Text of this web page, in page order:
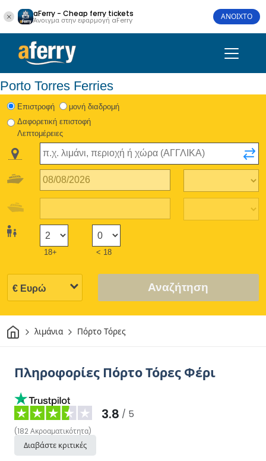
aFerry - Cheap ferry tickets
Άνοιγμα στην εφαρμογή aFerry ΑΝΟΙΧΤΟ
Porto Torres Ferries
Eπιστροφή
μονή διαδρομή
Δαφορετική επιστοφή
Λεπτομέρειες
18+ < 18
Αναζήτηση
Σπίτιλιμάνια Πόρτο Τόρες
Πληροφορίες Πόρτο Τόρες Φέρι
3.8 / 5
(182Ακροαματικότητα)
Διαβάστε κριτικές